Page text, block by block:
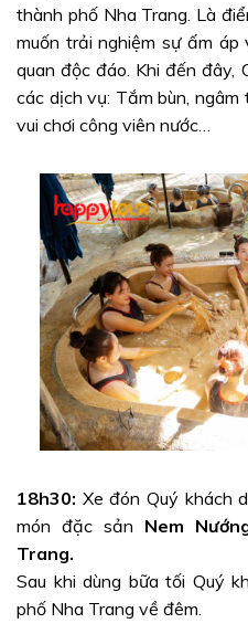
thành phố Nha Trang. Là
muốn trải nghiệm sự ấm
quan độc đáo. Khi đến đây,
các dịch vụ: Tắm bùn,
vui chơi công viên nước…
18h30: Xe đón Quý khách
món đặc sản Nem
Trang.
Sau khi dùng bữa tối Quý
phố Nha Trang về đêm.